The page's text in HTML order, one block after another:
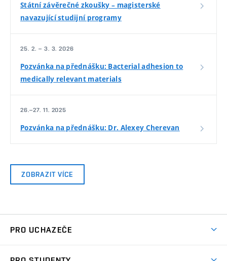
Státní závěrečné zkoušky – magisterské
navazující studijní programy
25. 2. – 3. 3. 2026
Pozvánka na přednášku: Bacterial adhesion to
medically relevant materials
26.–27. 11. 2025
Pozvánka na přednášku: Dr. Alexey Cherevan
ZOBRAZIT VÍCE
PRO UCHAZEČE